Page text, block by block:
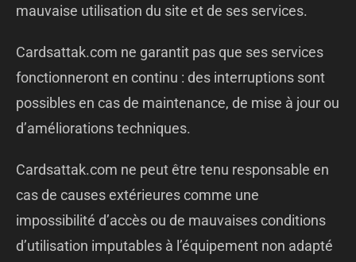
mauvaise utilisation du site et de ses services.
Cardsattak.com ne garantit pas que ses services
fonctionneront en continu : des interruptions sont
possibles en cas de maintenance, de mise à jour ou
d’améliorations techniques.
Cardsattak.com ne peut être tenu responsable en
cas de causes extérieures comme une
impossibilité d’accès ou de mauvaises conditions
d’utilisation imputables à l’équipement non adapté